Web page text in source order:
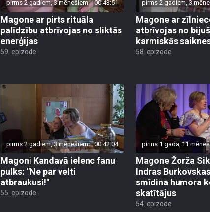
Magone ar pirts rituāla
palīdzību atbrīvojas no sliktās
enerģijas
59. epizode
Magone ar
atbrīvojas no
karmiskās
58. epizode
pirms 2 gadiem, 3 mēnešiem 00:42:04
Magoni Kandavā ielenc fanu
pulks: "Ne par velti
atbraukusi!"
55. epizode
pirms 1 gada, 11
Magone Žorža
Indras
smīdina humora
skatītājus
54. epizode